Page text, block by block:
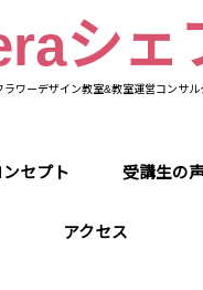
シェ
ラワーデザイン教室&教室運営コンサル
セプト 受講生の
アクセス